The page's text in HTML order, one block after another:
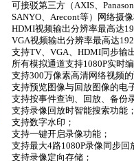
可接驳第三方（AXIS、
SANYO、Arecont等）网络摄
HDMI视频输出分辨率最高达
VGA视频输出分辨率最高达
支持TV、VGA、HDMI同步输
所有模拟通道支持1080P实时
支持300万像素高清网络视频
支持预览图像与回放图像的电
支持按事件查询、回放、备份
支持录像回放时智能搜索功能
支持数字水印；
支持一键开启录像功能；
支持最大4路1080P录像同步回
支持录像定向存储；